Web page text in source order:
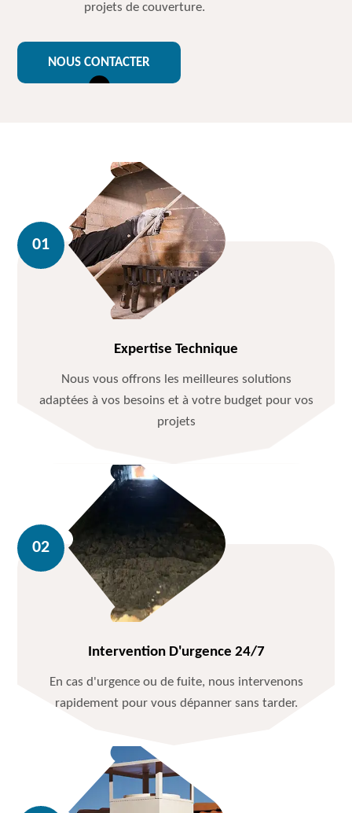
projets de couverture.
NOUS CONTACTER
Expertise Technique
Nous vous offrons les meilleures solutions
adaptées à vos besoins et à votre budget pour vos
projets
Intervention D'urgence 24/7
En cas d'urgence ou de fuite, nous intervenons
rapidement pour vous dépanner sans tarder.